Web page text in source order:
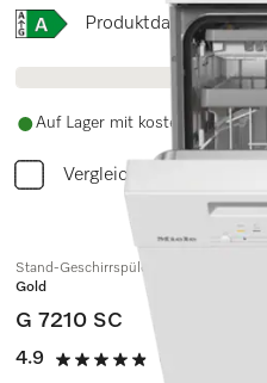
Onlinelabel Image,
Produktdatenblatt
Auf Lager mit kostenlosem
Vergleichen
Stand-Geschirrspüler
Gold
G 7210 SC
4.9
4.9 Sterne von 5
(11